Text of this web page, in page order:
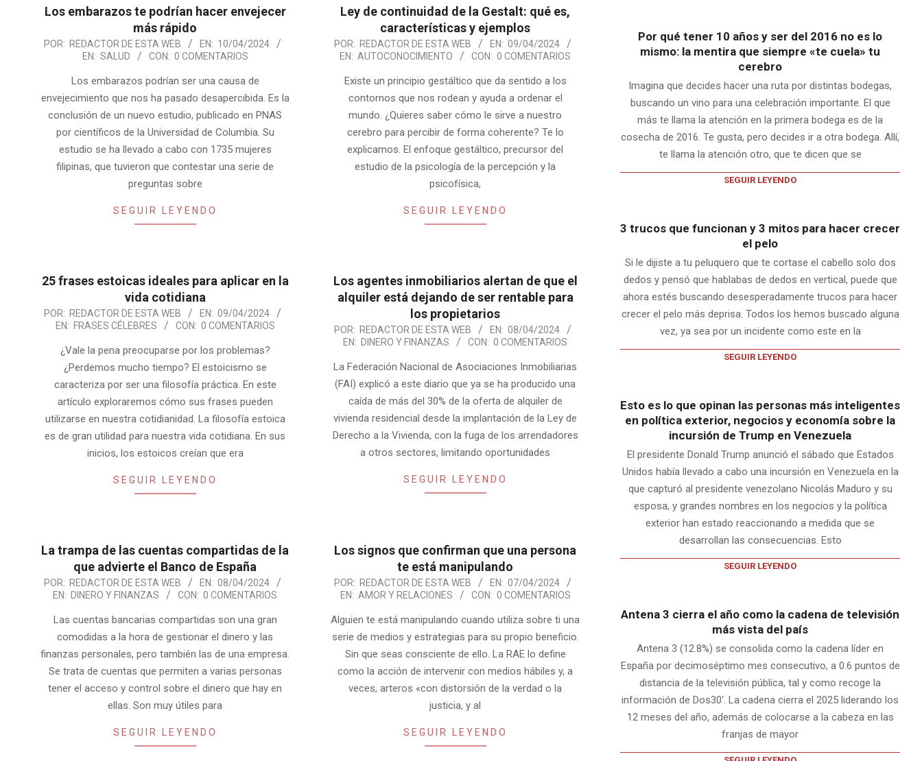
Los embarazos te podrían hacer envejecer
más rápido
2024-
POR: REDACTOR DE ESTA WEB EN: 10/04/2024
EN: SALUD CON: 0 COMENTARIOS
Los embarazos podrían ser una causa de
envejecimiento que nos ha pasado desapercibida. Es la
conclusión de un nuevo estudio, publicado en PNAS
por científicos de la Universidad de Columbia. Su
estudio se ha llevado a cabo con 1735 mujeres
filipinas, que tuvieron que contestar una serie de
preguntas sobre
SEGUIR LEYENDO
Ley de continuidad de la Gestalt: qué es,
características y ejemplos
2024-
04-
POR: REDACTOR DE ESTA WEB EN: 09/04/2024
EN: AUTOCONOCIMIENTO CON: 0 COMENTARIOS
Existe un principio gestáltico que da sentido a los
contornos que nos rodean y ayuda a ordenar el
mundo. ¿Quieres saber cómo le sirve a nuestro
cerebro para percibir de forma coherente? Te lo
explicamos. El enfoque gestáltico, precursor del
estudio de la psicología de la percepción y la
psicofísica,
SEGUIR LEYENDO
25 frases estoicas ideales para aplicar en la
vida cotidiana
2024-
POR: REDACTOR DE ESTA WEB EN: 09/04/2024
EN: FRASES CÉLEBRES CON: 0 COMENTARIOS
¿Vale la pena preocuparse por los problemas?
¿Perdemos mucho tiempo? El estoicismo se
caracteriza por ser una filosofía práctica. En este
artículo exploraremos cómo sus frases pueden
utilizarse en nuestra cotidianidad. La filosofía estoica
es de gran utilidad para nuestra vida cotidiana. En sus
inicios, los estoicos creían que era
SEGUIR LEYENDO
Los agentes inmobiliarios alertan de que el
alquiler está dejando de ser rentable para
los propietarios
2024-
04-
08
POR: REDACTOR DE ESTA WEB EN: 08/04/2024
EN: DINERO Y FINANZAS CON: 0 COMENTARIOS
La Federación Nacional de Asociaciones Inmobiliarias
(FAI) explicó a este diario que ya se ha producido una
caída de más del 30% de la oferta de alquiler de
vivienda residencial desde la implantación de la Ley de
Derecho a la Vivienda, con la fuga de los arrendadores
a otros sectores, limitando oportunidades
SEGUIR LEYENDO
La trampa de las cuentas compartidas de la
que advierte el Banco de España
2024-
04-
POR: REDACTOR DE ESTA WEB EN: 08/04/2024
EN: DINERO Y FINANZAS CON: 0 COMENTARIOS
Las cuentas bancarias compartidas son una gran
comodidas a la hora de gestionar el dinero y las
finanzas personales, pero también las de una empresa.
Se trata de cuentas que permiten a varias personas
tener el acceso y control sobre el dinero que hay en
ellas. Son muy útiles para
SEGUIR LEYENDO
Los signos que confirman que una persona
te está manipulando
2024-
04-
07
POR: REDACTOR DE ESTA WEB EN: 07/04/2024
EN: AMOR Y RELACIONES CON: 0 COMENTARIOS
Alguien te está manipulando cuando utiliza sobre ti una
serie de medios y estrategias para su propio beneficio.
Sin que seas consciente de ello. La RAE lo define
como la acción de intervenir con medios hábiles y, a
veces, arteros «con distorsión de la verdad o la
justicia, y al
SEGUIR LEYENDO
Por qué tener 10 años y ser del 2016 no es lo
mismo: la mentira que siempre «te cuela» tu
cerebro
Imagina que decides hacer una ruta por distintas bodegas,
buscando un vino para una celebración importante. El que
más te llama la atención en la primera bodega es de la
cosecha de 2016. Te gusta, pero decides ir a otra bodega. Allí,
te llama la atención otro, que te dicen que se
SEGUIR LEYENDO
3 trucos que funcionan y 3 mitos para hacer crecer
el pelo
Si le dijiste a tu peluquero que te cortase el cabello solo dos
dedos y pensó que hablabas de dedos en vertical, puede que
ahora estés buscando desesperadamente trucos para hacer
crecer el pelo más deprisa. Todos los hemos buscado alguna
vez, ya sea por un incidente como este en la
SEGUIR LEYENDO
Esto es lo que opinan las personas más inteligentes
en política exterior, negocios y economía sobre la
incursión de Trump en Venezuela
El presidente Donald Trump anunció el sábado que Estados
Unidos había llevado a cabo una incursión en Venezuela en la
que capturó al presidente venezolano Nicolás Maduro y su
esposa, y grandes nombres en los negocios y la política
exterior han estado reaccionando a medida que se
desarrollan las consecuencias. Esto
SEGUIR LEYENDO
Antena 3 cierra el año como la cadena de televisión
más vista del país
Antena 3 (12.8%) se consolida como la cadena líder en
España por decimoséptimo mes consecutivo, a 0.6 puntos de
distancia de la televisión pública, tal y como recoge la
información de Dos30‘. La cadena cierra el 2025 liderando los
12 meses del año, además de colocarse a la cabeza en las
franjas de mayor